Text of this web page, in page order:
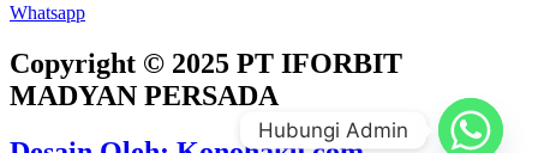
Whatsapp
Copyright © 2025 PT IFORBIT
MADYAN PERSADA
Hubungi Admin